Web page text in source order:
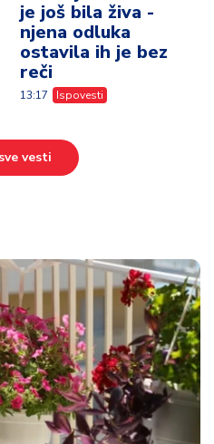
je još bila živa -
njena odluka
ostavila ih je bez
reči
13:17 Ispovesti
vesti